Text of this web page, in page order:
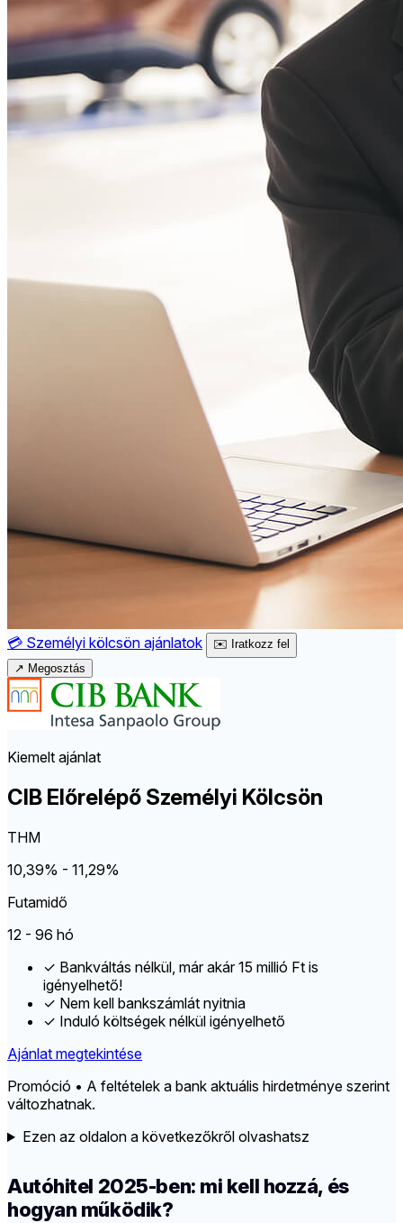
💳 Személyi kölcsön ajánlatok ✉️ Iratkozz fel
↗ Megosztás
Kiemelt ajánlat
CIB Előrelépő Személyi Kölcsön
THM
10,39% - 11,29%
Futamidő
12 - 96 hó
✓ Bankváltás nélkül, már akár 15 millió Ft is
igényelhető!
✓ Nem kell bankszámlát nyitnia
✓ Induló költségek nélkül igényelhető
Ajánlat megtekintése
Promóció • A feltételek a bank aktuális hirdetménye szerint
változhatnak.
Ezen az oldalon a következőkről olvashatsz
Autóhitel 2025-ben: mi kell hozzá, és
hogyan működik?